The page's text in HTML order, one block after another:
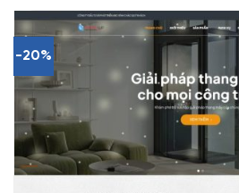
-20%